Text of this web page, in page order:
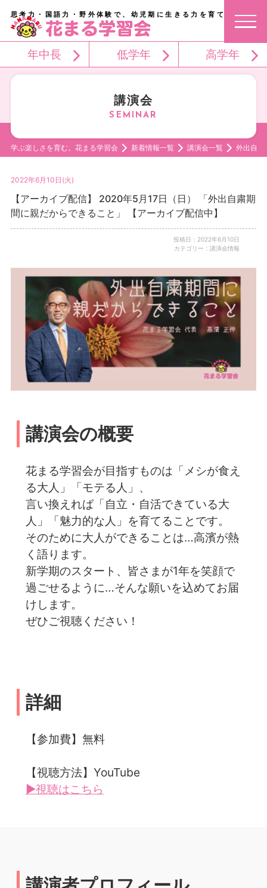
思考力・国語力・野外体験で、幼児期に生きる力を育てる。
年中長 低学年 高学年
講演会
学ぶ楽しさを育む。花まる学習会 新着情報一覧 講演会一覧 外出自粛
2022年6月10日(火)
【アーカイブ配信】 2020年5月17日（日） 「外出自粛期
間に親だからできること」 【アーカイブ配信中】
投稿日：2022年6月10日
カテゴリー：講演会情報
講演会の概要
花まる学習会が目指すものは「メシが食え
る大人」「モテる人」、
言い換えれば「自立・自活できている大
人」「魅力的な人」を育てることです。
そのために大人ができることは…高濱が熱
く語ります。
新学期のスタート、皆さまが1年を笑顔で
過ごせるように…そんな願いを込めてお届
けします。
ぜひご視聴ください！
詳細
【参加費】無料
【視聴方法】YouTube
▶視聴はこちら